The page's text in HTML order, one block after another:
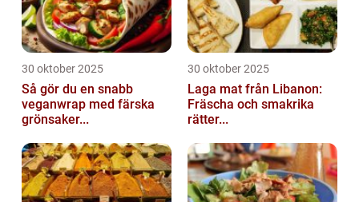
30 oktober 2025
Så gör du en snabb
veganwrap med färska
grönsaker...
30 oktober 2025
Laga mat från Libanon:
Fräscha och smakrika
rätter...